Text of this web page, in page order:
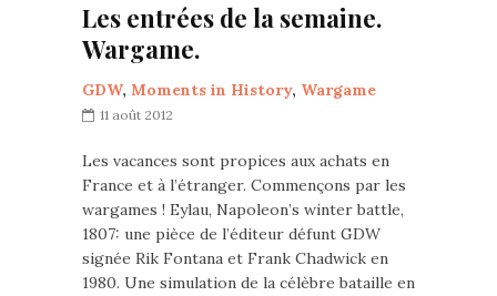
Les entrées de la semaine.
Wargame.
GDW, Moments in History, Wargame
11 août 2012
Les vacances sont propices aux achats en
France et à l’étranger. Commençons par les
wargames ! Eylau, Napoleon’s winter battle,
1807: une pièce de l’éditeur défunt GDW
signée Rik Fontana et Frank Chadwick en
1980. Une simulation de la célèbre bataille en